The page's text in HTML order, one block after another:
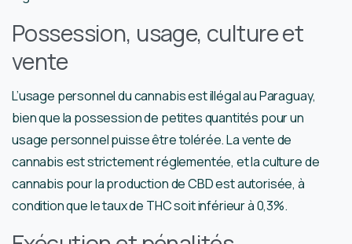
Possession, usage, culture et
vente
L’usage personnel du cannabis est illégal au Paraguay,
bien que la possession de petites quantités pour un
usage personnel puisse être tolérée. La vente de
cannabis est strictement réglementée, et la culture de
cannabis pour la production de CBD est autorisée, à
condition que le taux de THC soit inférieur à 0,3%.